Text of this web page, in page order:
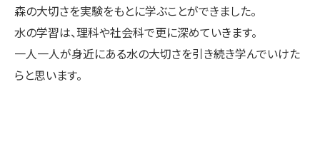
森の大切さを実験をもとに学ぶことができました。
水の学習は、理科や社会科で更に深めていきます。
一人一人が身近にある水の大切さを引き続き学んでいけた
らと思います。